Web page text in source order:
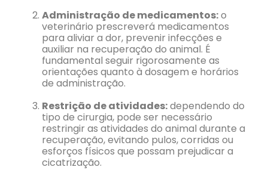
Administração de medicamentos:o
veterinário prescreverá medicamentos
para aliviar a dor, prevenir infecções e
auxiliar na recuperação do animal. É
fundamental seguir rigorosamente as
orientações quanto à dosagem e horários
de administração.
Restrição de atividades:dependendo do
tipo de cirurgia, pode ser necessário
restringir as atividades do animal durante a
recuperação, evitando pulos, corridas ou
esforços físicos que possam prejudicar a
cicatrização.